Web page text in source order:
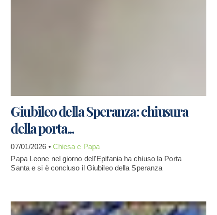
Giubileo della Speranza: chiusura
della porta...
07/01/2026 • Chiesa e Papa
Papa Leone nel giorno dell'Epifania ha chiuso la Porta
Santa e si è concluso il Giubileo della Speranza